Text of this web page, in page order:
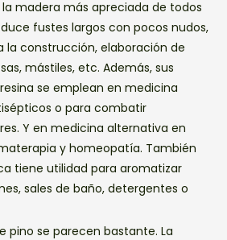
la madera más apreciada de todos
fustes largos con pocos nudos,
la construcción, elaboración de
mástiles, etc. Además, sus
se emplean en medicina
o para combatir
Y en medicina alternativa en
y homeopatía. También
tiene utilidad para aromatizar
sales de baño, detergentes o
pino se parecen bastante. La